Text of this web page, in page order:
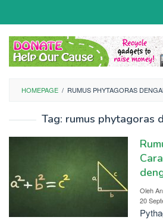
HOMEPAGE / RUMUS PHYTAGORAS
Tag: rumus phytagoras
Oleh
20